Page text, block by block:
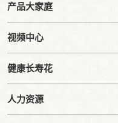
产品大家庭
视频中心
健康长寿花
人力资源